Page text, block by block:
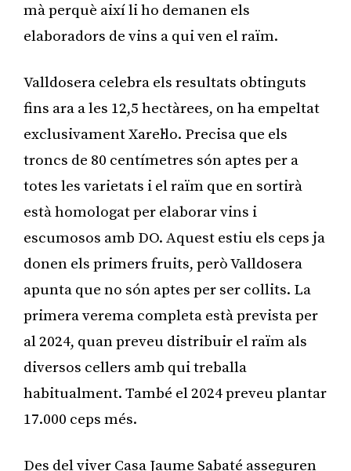
mà perquè així li ho demanen els
elaboradors de vins a qui ven el raïm.
Valldosera celebra els resultats obtinguts
fins ara a les 12,5 hectàrees, on ha empeltat
exclusivament Xarel·lo. Precisa que els
troncs de 80 centímetres són aptes per a
totes les varietats i el raïm que en sortirà
està homologat per elaborar vins i
escumosos amb DO. Aquest estiu els ceps ja
donen els primers fruits, però Valldosera
apunta que no són aptes per ser collits. La
primera verema completa està prevista per
al 2024, quan preveu distribuir el raïm als
diversos cellers amb qui treballa
habitualment. També el 2024 preveu plantar
17.000 ceps més.
Des del viver Casa Jaume Sabaté asseguren